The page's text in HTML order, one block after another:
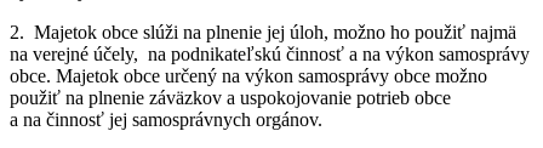
2. Majetok obce slúži na plnenie jej úloh, možno ho použiť najmä
na verejné účely, na podnikateľskú činnosť a na výkon samosprávy
obce. Majetok obce určený na výkon samosprávy obce možno
použiť na plnenie záväzkov a uspokojovanie potrieb obce
a na činnosť jej samosprávnych orgánov.